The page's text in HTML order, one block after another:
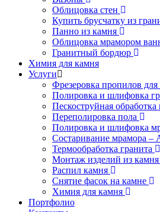
Облицовка стен
Купить брусчатку из
Панно из камня
Облицовка мрамором
Гранитный бордюр
Химия для камня
Услуги
Фрезеровка пропилов
Полировка и шлифовка
Пескоструйная обработка
Переполировка пола
Полировка и шлифовка
Состаривание мрамора –
Термообработка гранита
Монтаж изделий из камня
Распил камня
Снятие фасок на камне
Химия для камня
Портфолио